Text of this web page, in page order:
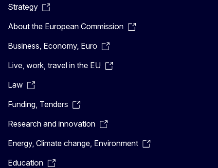
Strategy
About the European Commission
Business, Economy, Euro
Live, work, travel in the EU
Law
Funding, Tenders
Research and innovation
Energy, Climate change, Environment
Education